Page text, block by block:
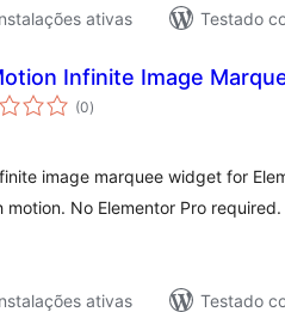
ativas
Testado
Infinite Image
(0total
de
)
image marquee widget for
No Elementor Pro required.
ativas
Testado